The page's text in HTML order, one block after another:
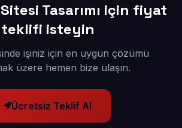
Tasarımı için fiyat
teklifi isteyin
işiniz için en uygun çözümü
üzere hemen bize ulaşın.
Ücretsiz Teklif Al